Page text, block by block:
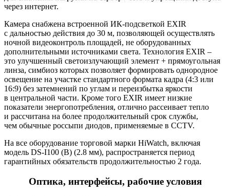
через интернет.
Камера снабжена встроенной ИК-подсветкой EXIR
с дальностью действия до 30 м, позволяющей осуществлять
ночной видеоконтроль площадей, не оборудованных
дополнительными источниками света. Технология EXIR –
это улучшенный светоизлучающий элемент + прямоугольная
линза, симбиоз которых позволяет формировать однородное
освещение на участке стандартного формата кадра (4:3 или
16:9) без затемнений по углам и переизбытка яркости
в центральной части. Кроме того EXIR имеет низкие
показатели энергопотребления, отлично рассеивает тепло
и рассчитана на более продолжительный срок службы,
чем обычные россыпи диодов, применяемые в CCTV.
На все оборудование торговой марки HiWatch, включая
модель DS-I100 (B) (2.8 мм), распространяется период
гарантийных обязательств продолжительностью 2 года.
Оптика, интерфейсы, рабочие условия